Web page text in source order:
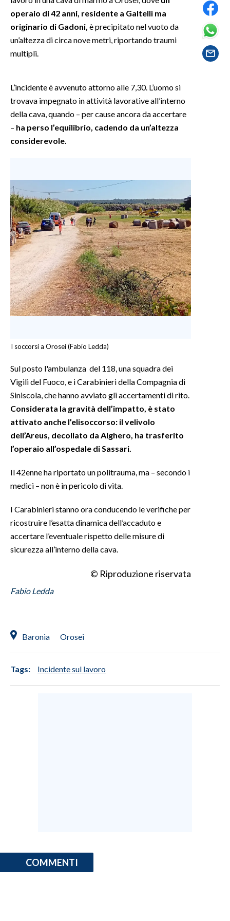
SARDI NEL MONDO
NOTIZIE
3 MINUTI CON
INSULARITÀ
INFO AZIENDE
ABBONATI
ANNUNCI
NECROLOGI
PUBBLICITÀ
STORE
operaio di 42 anni, residente a Galtellì ma
originario di Gadoni, è precipitato nel vuoto da
un’altezza di circa nove metri, riportando traumi
multipli.
L’incidente è avvenuto attorno alle 7,30. L’uomo si
trovava impegnato in attività lavorative all’interno
della cava, quando – per cause ancora da accertare
– ha perso l’equilibrio, cadendo da un’altezza
considerevole.
I soccorsi a Orosei (Fabio Ledda)
Sul posto l'ambulanza del 118, una squadra dei
Vigili del Fuoco, e i Carabinieri della Compagnia di
Siniscola, che hanno avviato gli accertamenti di rito.
Considerata la gravità dell’impatto, è stato
attivato anche l’elisoccorso: il velivolo
dell’Areus, decollato da Alghero, ha trasferito
l’operaio all’ospedale di Sassari.
Il 42enne ha riportato un politrauma, ma – secondo i
medici – non è in pericolo di vita.
I Carabinieri stanno ora conducendo le verifiche per
ricostruire l’esatta dinamica dell’accaduto e
accertare l’eventuale rispetto delle misure di
sicurezza all’interno della cava.
© Riproduzione riservata
Fabio Ledda
Baronia Orosei
Tags: Incidente sul lavoro
COMMENTI